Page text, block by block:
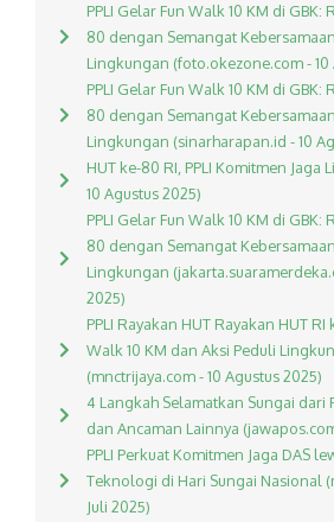
PPLI Gelar Fun Walk 10 KM di GBK:
80 dengan Semangat
Lingkungan (foto.okezone.com - 10
PPLI Gelar Fun Walk 10 KM di GBK:
80 dengan Semangat
Lingkungan (sinarharapan.id - 10
HUT ke-80 RI, PPLI Komitmen Jaga
10 Agustus 2025)
PPLI Gelar Fun Walk 10 KM di GBK:
80 dengan Semangat
Lingkungan
2025)
PPLI Rayakan HUT Rayakan HUT RI
Walk 10 KM dan Aksi Peduli
(mnctrijaya.com - 10 Agustus 2025)
4 Langkah Selamatkan Sungai dari
dan Ancaman Lainnya
PPLI Perkuat Komitmen Jaga DAS
Teknologi di Hari Sungai Nasional
Juli 2025)